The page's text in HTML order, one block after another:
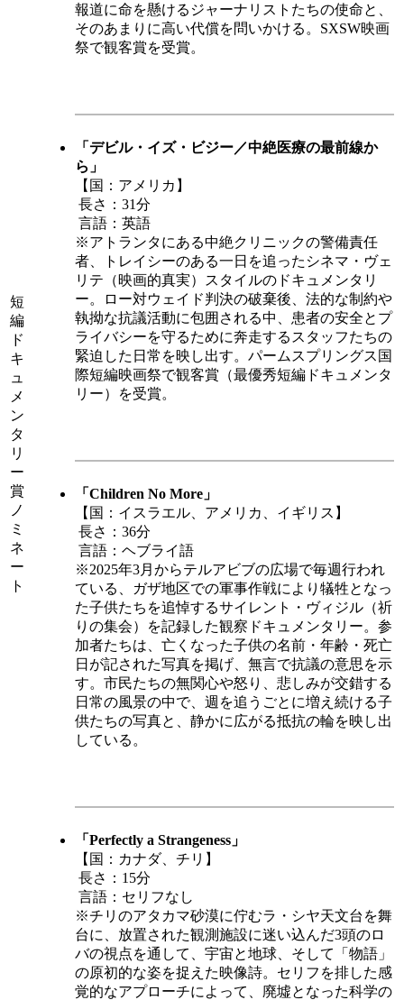
短
編
ド
キ
ュ
メ
ン
タ
リ
ー
賞
ノ
ミ
ネ
ー
ト
報道に命を懸けるジャーナリストたちの使命と、
そのあまりに高い代償を問いかける。SXSW映画
祭で観客賞を受賞。
「デビル・イズ・ビジー／中絶医療の最前線か
ら」
【国：アメリカ】
長さ：31分
言語：英語
※アトランタにある中絶クリニックの警備責任
者、トレイシーのある一日を追ったシネマ・ヴェ
リテ（映画的真実）スタイルのドキュメンタリ
ー。ロー対ウェイド判決の破棄後、法的な制約や
執拗な抗議活動に包囲される中、患者の安全とプ
ライバシーを守るために奔走するスタッフたちの
緊迫した日常を映し出す。パームスプリングス国
際短編映画祭で観客賞（最優秀短編ドキュメンタ
リー）を受賞。
「Children No More」
【国：イスラエル、アメリカ、イギリス】
長さ：36分
言語：ヘブライ語
※2025年3月からテルアビブの広場で毎週行われ
ている、ガザ地区での軍事作戦により犠牲となっ
た子供たちを追悼するサイレント・ヴィジル（祈
りの集会）を記録した観察ドキュメンタリー。参
加者たちは、亡くなった子供の名前・年齢・死亡
日が記された写真を掲げ、無言で抗議の意思を示
す。市民たちの無関心や怒り、悲しみが交錯する
日常の風景の中で、週を追うごとに増え続ける子
供たちの写真と、静かに広がる抵抗の輪を映し出
している。
「Perfectly a Strangeness」
【国：カナダ、チリ】
長さ：15分
言語：セリフなし
※チリのアタカマ砂漠に佇むラ・シヤ天文台を舞
台に、放置された観測施設に迷い込んだ3頭のロ
バの視点を通して、宇宙と地球、そして「物語」
の原初的な姿を捉えた映像詩。セリフを排した感
覚的なアプローチによって、廃墟となった科学の